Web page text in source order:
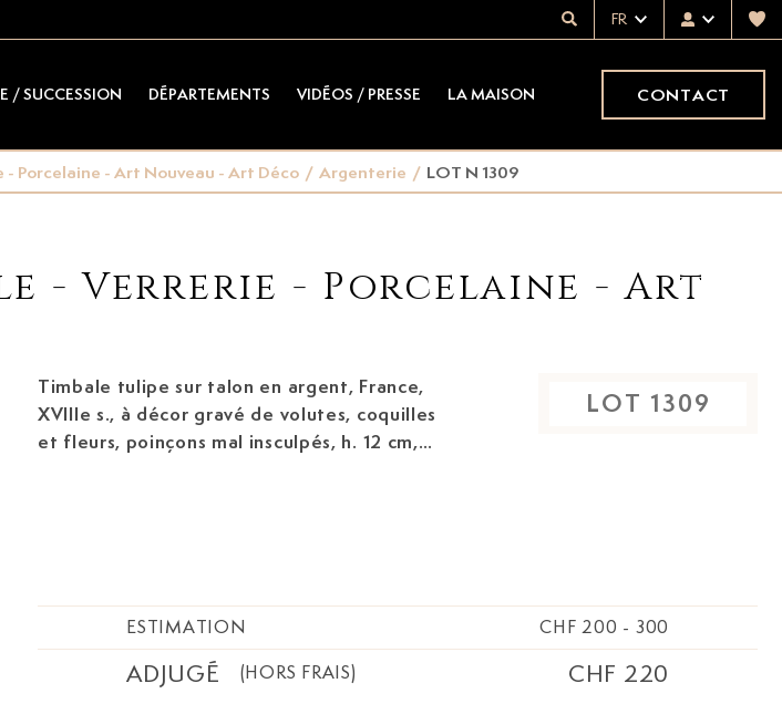
FR
/ SUCCESSION DÉPARTEMENTS VIDÉOS / PRESSE LA MAISON CONTACT
Porcelaine - Art Nouveau - Art Déco / Argenterie / LOT N 1309
- Verrerie - Porcelaine - Art
Timbale tulipe sur talon en argent, France,
XVIIIe s.,
et fleurs, poinçons mal insculpés, h. 12 cm,
LOT 1309
ESTIMATION CHF 200 - 300
ADJUGÉ (HORS FRAIS) CHF 220